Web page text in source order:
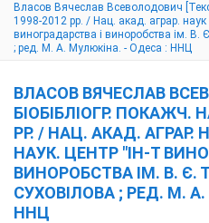
Власов Вячеслав Всеволодович
1998-2012 рр. / Нац. акад. аграр. наук
виноградарства і виноробства ім. В.
; ред. М. А. Мулюкіна. - Одеса : ННЦ
ВЛАСОВ ВЯЧЕСЛАВ
БІОБІБЛІОГР. ПОКАЖЧ.
РР. / НАЦ. АКАД. АГРАР.
НАУК. ЦЕНТР "ІН-Т
ВИНОРОБСТВА ІМ. В. Є.
СУХОВІЛОВА ; РЕД. М.
ННЦ